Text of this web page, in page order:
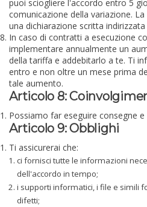
puoi sciogliere l'accordo entro 5
comunicazione della variazione.
una dichiarazione scritta indirizzata
In caso di contratti a esecuzione
implementare annualmente un
della tariffa e addebitarlo a te. Ti
entro e non oltre un mese prima
tale aumento.
Articolo 8:
Possiamo far eseguire consegne
Articolo 9: Obblighi
Ti assicurerai che:
ci fornisci tutte le informazioni
dell'accordo in tempo;
i supporti informatici, i file e simili
difetti;